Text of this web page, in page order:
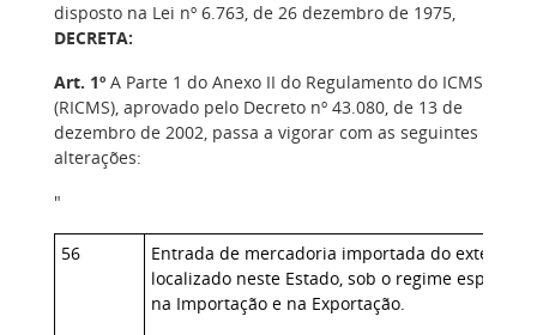
disposto na Lei nº 6.763, de 26 dezembro de 1975,
DECRETA:
Art. 1º A Parte 1 do Anexo II do Regulamento do ICMS
(RICMS), aprovado pelo Decreto nº 43.080, de 13 de
dezembro de 2002, passa a vigorar com as seguintes
alterações:
"
56
Entrada de mercadoria importada do exterior
localizado neste Estado, sob o regime especial
na Importação e na Exportação.